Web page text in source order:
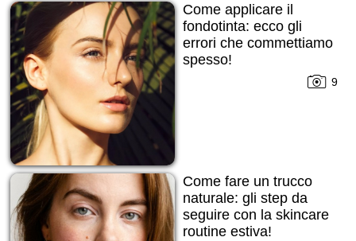
Come applicare il
fondotinta: ecco gli
errori che commettiamo
spesso!
9
Come fare un trucco
naturale: gli step da
seguire con la skincare
routine estiva!